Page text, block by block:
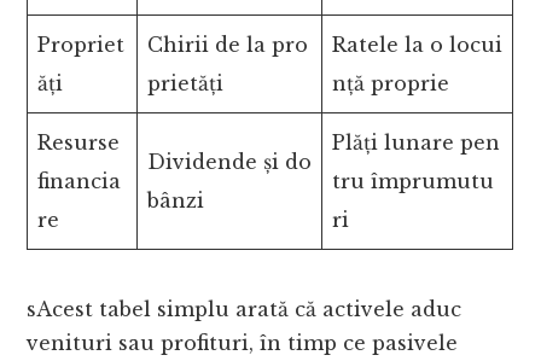
Propriet
ăți
Chirii de la pro
prietăți
Ratele la o locui
nță proprie
Resurse
financia
re
Dividende și do
bânzi
Plăți lunare pen
tru împrumutu
ri
sAcest tabel simplu arată că activele aduc
venituri sau profituri, în timp ce pasivele